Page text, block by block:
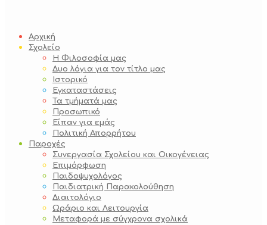
Αρχική
Σχολείο
Η Φιλοσοφία μας
Δυο λόγια για τον τίτλο μας
Ιστορικό
Εγκαταστάσεις
Τα τμήματά μας
Προσωπικό
Είπαν για εμάς
Πολιτική Απορρήτου
Παροχές
Συνεργασία Σχολείου και Οικογένειας
Επιμόρφωση
Παιδοψυχολόγος
Παιδιατρική Παρακολούθηση
Διαιτολόγιο
Ωράριο και Λειτουργία
Μεταφορά με σύγχρονα σχολικά